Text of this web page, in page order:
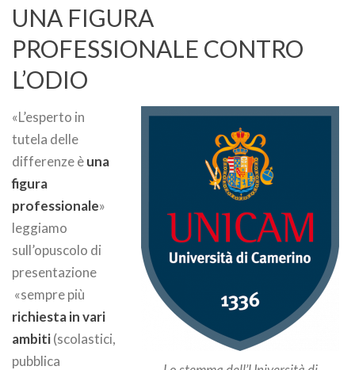
UNA FIGURA
PROFESSIONALE CONTRO
L’ODIO
«L’esperto in
tutela delle
differenze èuna
figura
professionale»
leggiamo
sull’opuscolo di
presentazione
«sempre più
richiesta in vari
ambiti(scolastici,
pubblica